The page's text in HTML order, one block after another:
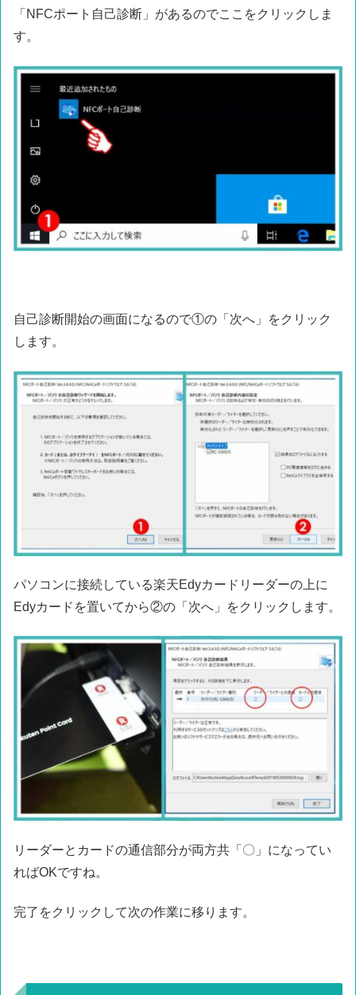
「NFCポート自己診断」があるのでここをクリックしま
す。
自己診断開始の画面になるので①の「次へ」をクリック
します。
パソコンに接続している楽天Edyカードリーダーの上に
Edyカードを置いてから②の「次へ」をクリックします。
リーダーとカードの通信部分が両方共「〇」になってい
ればOKですね。
完了をクリックして次の作業に移ります。